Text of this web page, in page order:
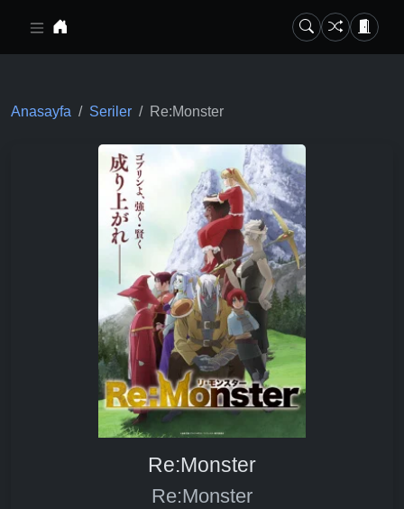
Anasayfa Seriler Re:Monster
Re:Monster
Re:Monster